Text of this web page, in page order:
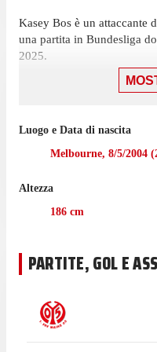
Kasey Bos è un attaccante
una partita in Bundesliga
2025.
Bos ha giocato 26 partite
l'attaccante ha collezionato
Luogo e Data di nascita
Melbourne, 8/5/2004 (
Altezza
186 cm
PARTITE, GOL E